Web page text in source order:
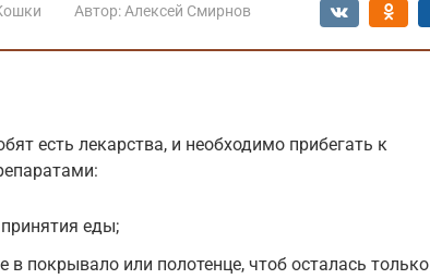
Автор: Алексей Смирнов
есть лекарства, и необходимо прибегать к
еды;
в покрывало или полотенце, чтоб осталась только